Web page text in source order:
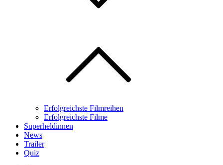
Erfolgreichste Filmreihen
Erfolgreichste Filme
Superheldinnen
News
Trailer
Quiz